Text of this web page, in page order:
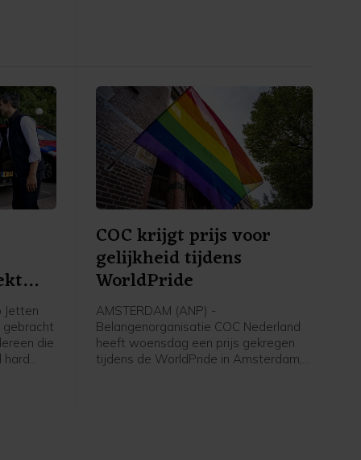
Jetten
gebracht
die
hard
COC krijgt prijs voor
gelijkheid tijdens
WorldPride
AMSTERDAM (ANP) -
Belangenorganisatie COC Nederland
heeft woensdag een prijs gekregen
tijdens de WorldPride in Amsterdam,